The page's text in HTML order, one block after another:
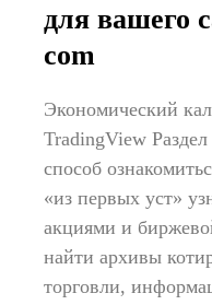
для вашего
com
Экономический
TradingView
способ
«из первых уст»
акциями и
найти архивы
торговли,